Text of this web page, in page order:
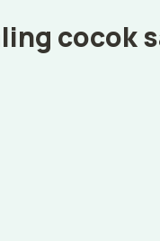
cocok